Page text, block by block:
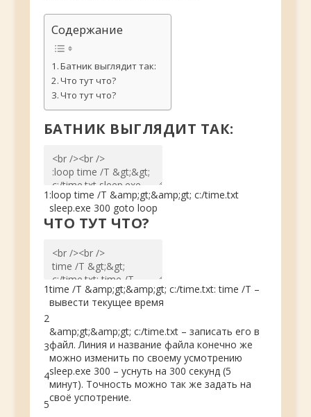
Содержание
Батник выглядит так:
Что тут что?
Что тут что?
БАТНИК ВЫГЛЯДИТ ТАК:
1 :loop time /T &amp;gt;&amp;gt; c:/time.txt
sleep.exe 300 goto loop
ЧТО ТУТ ЧТО?
1
2
3
4
5
time /T &amp;gt;&amp;gt; c:/time.txt: time /T –
вывести текущее время
&amp;gt;&amp;gt; c:/time.txt – записать его в
файл. Линия и название файла конечно же
можно изменить по своему усмотрению
sleep.exe 300 – уснуть на 300 секунд (5
минут). Точность можно так же задать на
своё успотрение.